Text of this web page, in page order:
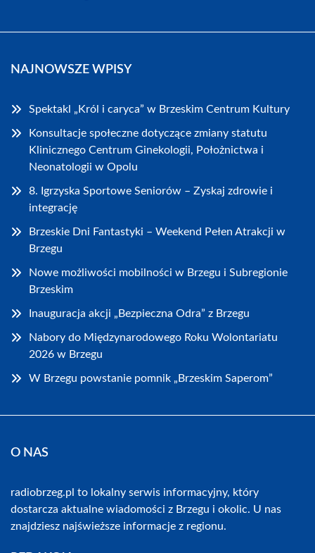
NAJNOWSZE WPISY
Spektakl „Król i caryca” w Brzeskim Centrum Kultury
Konsultacje społeczne dotyczące zmiany statutu
Klinicznego Centrum Ginekologii, Położnictwa i
Neonatologii w Opolu
8. Igrzyska Sportowe Seniorów – Zyskaj zdrowie i
integrację
Brzeskie Dni Fantastyki – Weekend Pełen Atrakcji w
Brzegu
Nowe możliwości mobilności w Brzegu i Subregionie
Brzeskim
Inauguracja akcji „Bezpieczna Odra” z Brzegu
Nabory do Międzynarodowego Roku Wolontariatu
2026 w Brzegu
W Brzegu powstanie pomnik „Brzeskim Saperom”
O NAS
radiobrzeg.pl to lokalny serwis informacyjny, który
dostarcza aktualne wiadomości z Brzegu i okolic. U nas
znajdziesz najświeższe informacje z regionu.